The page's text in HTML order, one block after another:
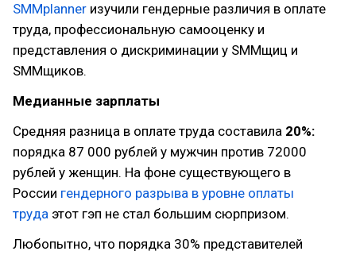
SMMplanner изучили гендерные различия в оплате
труда, профессиональную самооценку и
представления о дискриминации у SMMщиц и
SMMщиков.
Медианные зарплаты
Средняя разница в оплате труда составила 20%:
порядка 87 000 рублей у мужчин против 72000
рублей у женщин. На фоне существующего в
России гендерного разрыва в уровне оплаты
труда этот гэп не стал большим сюрпризом.
Любопытно, что порядка 30% представителей